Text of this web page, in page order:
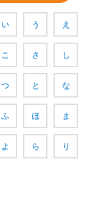
い う え
こ さ し
つ と な
ふ ほ ま
よ ら り